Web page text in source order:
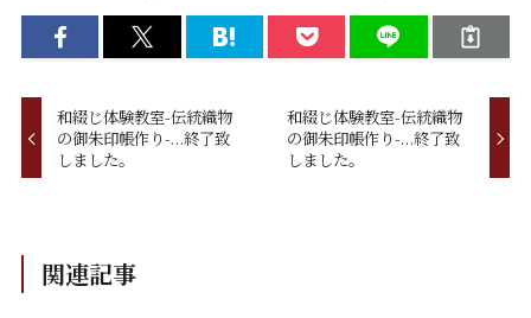
和綴じ体験教室-伝統織物
の御朱印帳作り-...終了致
しました。
和綴じ体験教室-伝統織物
の御朱印帳作り-...終了致
しました。
関連記事